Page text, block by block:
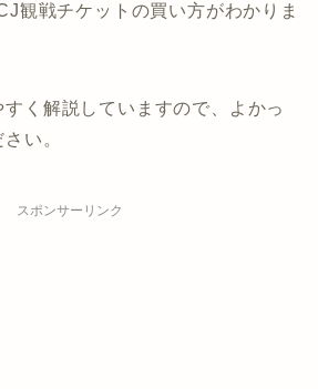
観戦チケットの買い方がわかりま
く解説していますので、よかっ
い。
スポンサーリンク